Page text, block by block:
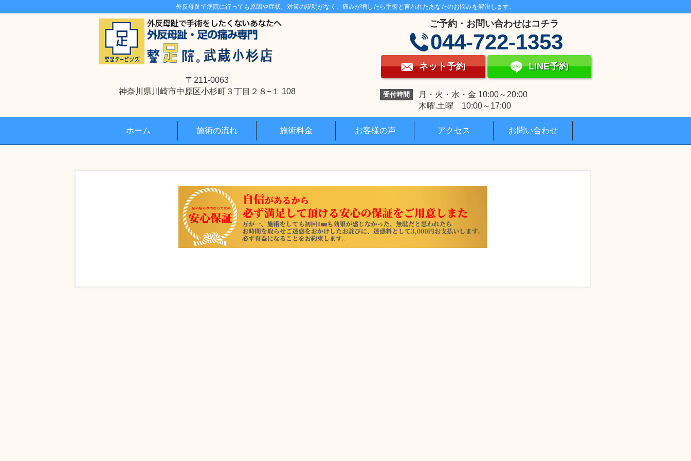
外反母趾で病院に行っても原因や症状、対策の説明がなく、痛みが増したら手術と言われたあなたのお悩みを解決します。
〒211-0063
神奈川県川崎市中原区小杉町３丁目２８−１ 108
ご予約・お問い合わせはコチラ
044-722-1353
ネット予約 LINE予約
受付時間
月・火・水・金 10:00～20:00
木曜.土曜 10:00～17:00
ホーム 施術の流れ 施術料金 お客様の声 アクセス お問い合わせ